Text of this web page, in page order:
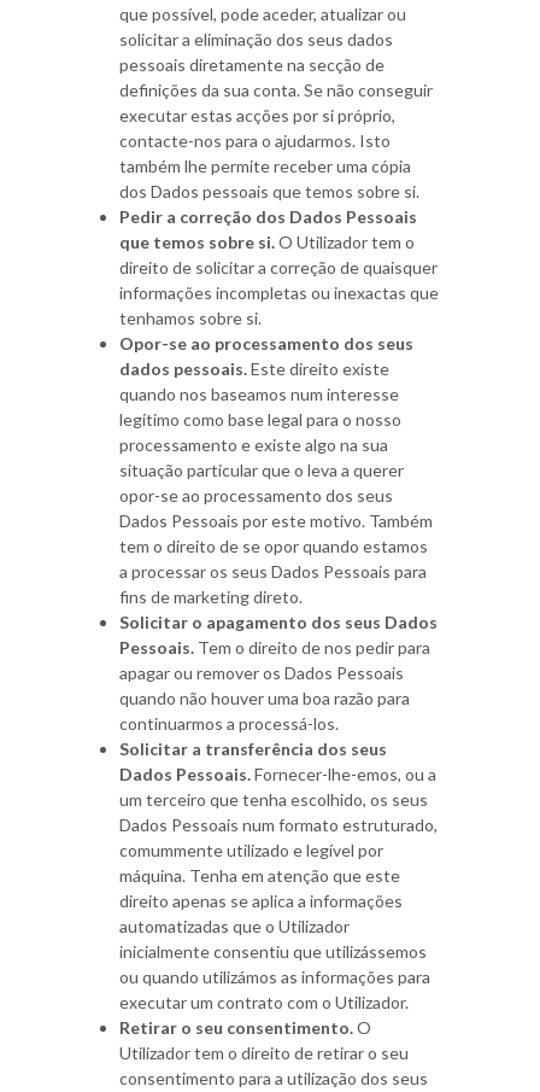
que possível, pode aceder, atualizar ou
solicitar a eliminação dos seus dados
pessoais diretamente na secção de
definições da sua conta. Se não conseguir
executar estas acções por si próprio,
contacte-nos para o ajudarmos. Isto
também lhe permite receber uma cópia
dos Dados pessoais que temos sobre si.
Pedir a correção dos Dados Pessoais
que temos sobre si.O Utilizador tem o
direito de solicitar a correção de quaisquer
informações incompletas ou inexactas que
tenhamos sobre si.
Opor-se ao processamento dos seus
dados pessoais.Este direito existe
quando nos baseamos num interesse
legítimo como base legal para o nosso
processamento e existe algo na sua
situação particular que o leva a querer
opor-se ao processamento dos seus
Dados Pessoais por este motivo. Também
tem o direito de se opor quando estamos
a processar os seus Dados Pessoais para
fins de marketing direto.
Solicitar o apagamento dos seus Dados
Pessoais. Tem o direito de nos pedir para
apagar ou remover os Dados Pessoais
quando não houver uma boa razão para
continuarmos a processá-los.
Solicitar a transferência dos seus
Dados Pessoais.Fornecer-lhe-emos, ou a
um terceiro que tenha escolhido, os seus
Dados Pessoais num formato estruturado,
comummente utilizado e legível por
máquina. Tenha em atenção que este
direito apenas se aplica a informações
automatizadas que o Utilizador
inicialmente consentiu que utilizássemos
ou quando utilizámos as informações para
executar um contrato com o Utilizador.
Retirar o seu consentimento.O
Utilizador tem o direito de retirar o seu
consentimento para a utilização dos seus